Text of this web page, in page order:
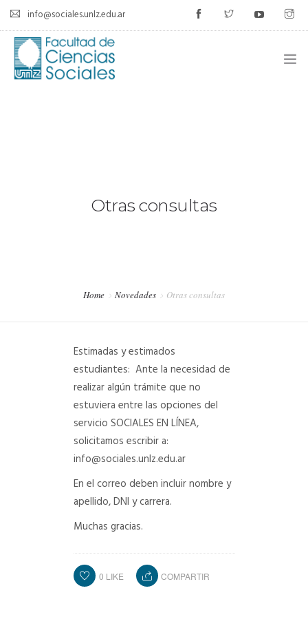
info@sociales.unlz.edu.ar
CALENDARIO ACADÉMICO
SIU-GUARANÍ
RADIO CONURBANA
Otras consultas
Home Novedades Otras consultas
Estimadas y estimados
estudiantes: Ante la necesidad de
realizar algún trámite que no
estuviera entre las opciones del
servicio SOCIALES EN LÍNEA,
solicitamos escribir a:
info@sociales.unlz.edu.ar
En el correo deben incluir nombre y
apellido, DNI y carrera.
Muchas gracias.
0 LIKE COMPARTIR